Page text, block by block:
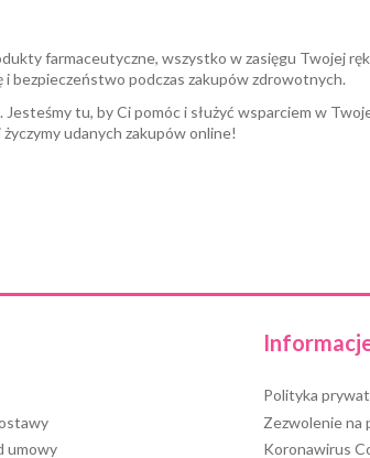
umowy
Polityka
Zezwolenie na
Koronawirus
farmaceutyczne, wszystko w zasięgu Twojej
bezpieczeństwo podczas zakupów zdrowotnych.
tu, by Ci pomóc i służyć wsparciem w
udanych zakupów online!